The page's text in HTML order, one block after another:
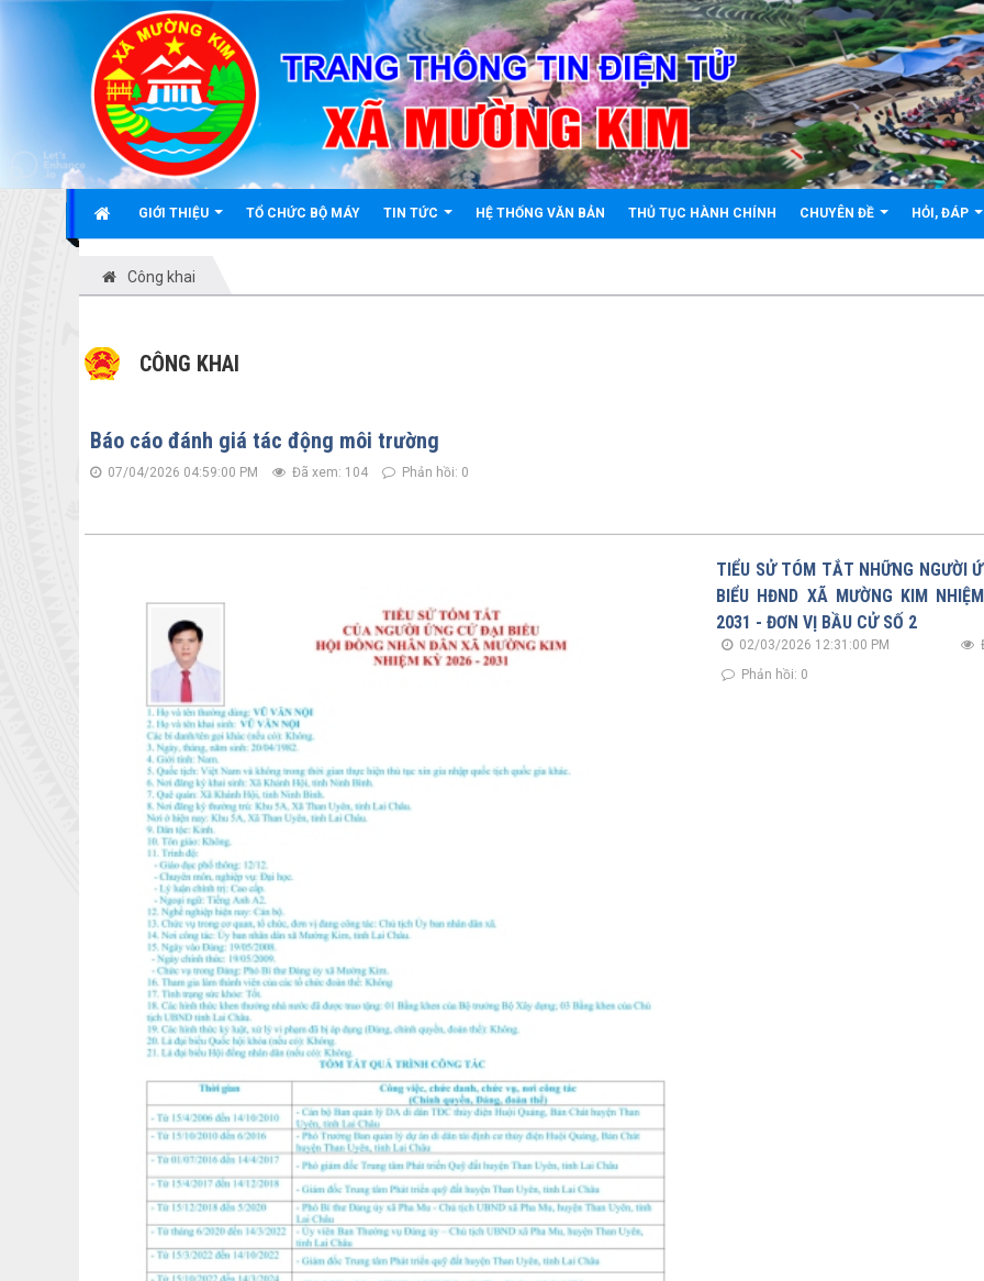
GIỚI THIỆU TỔ CHỨC BỘ MÁY TIN TỨC HỆ THỐNG VĂN BẢN THỦ TỤC HÀNH CHÍNH CHUYÊN ĐỀ HỎI, ĐÁP
Công khai
CÔNG KHAI
Báo cáo đánh giá tác động môi trường
07/04/2026 04:59:00 PM Đã xem: 104 Phản hồi: 0
TIỂU SỬ TÓM TẮT NHỮNG NGƯỜI
BIỂU HĐND XÃ MƯỜNG KIM
2031 - ĐƠN VỊ BẦU CỬ SỐ 2
02/03/2026 12:31:00 PM
Phản hồi: 0
Đã kết nối EMC